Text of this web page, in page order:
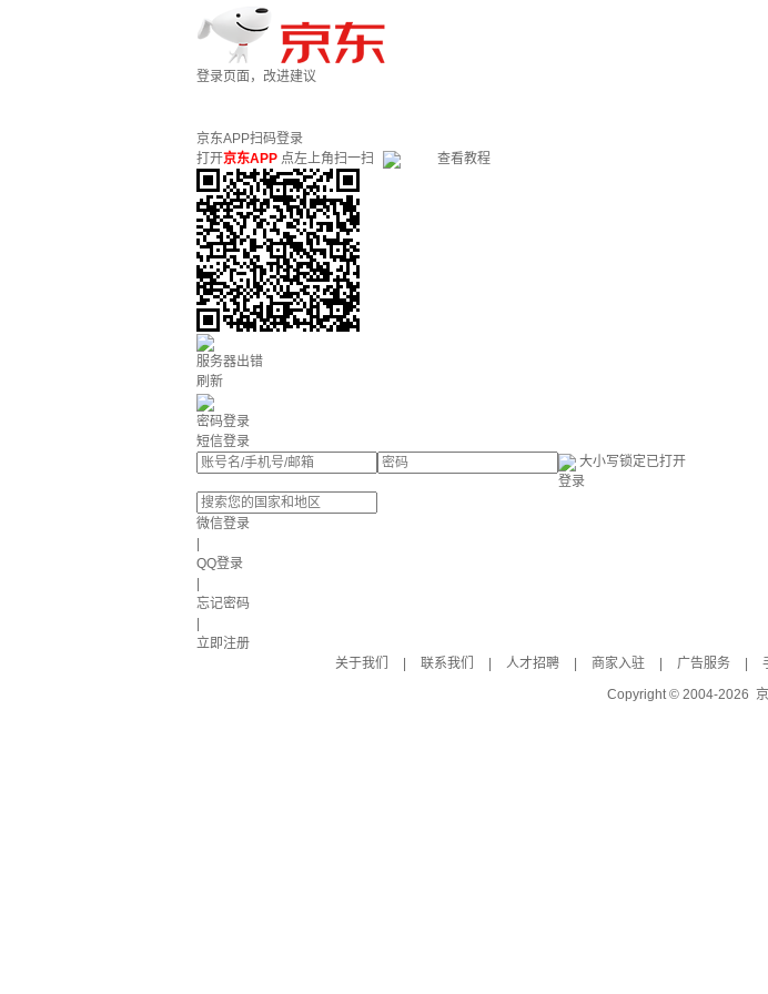
登录页面，改进建议
京东APP扫码登录
打开京东APP 点左上角扫一扫 查看教程
服务器出错
刷新
密码登录
短信登录
大小写锁定已打开
登录
微信登录
QQ登录
忘记密码
立即注册
关于我们
联系我们 人才招聘 商家入驻 广告服务
Copyright © 2004-2026